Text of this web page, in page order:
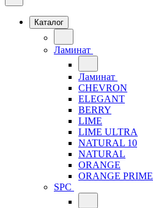
Каталог
Ламинат
Ламинат
CHEVRON
ELEGANT
BERRY
LIME
LIME ULTRA
NATURAL 10
NATURAL
ORANGE
ORANGE PRIME
SPC